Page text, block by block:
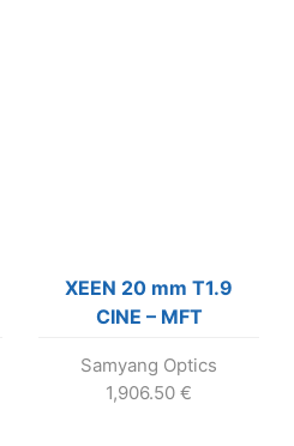
XEEN 20 mm T1.9
CINE – MFT
Samyang Optics
1,906.50 €